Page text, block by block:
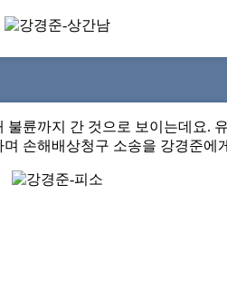
륜까지 간 것으로 보이는데요.
손해배상청구 소송을 강경준에